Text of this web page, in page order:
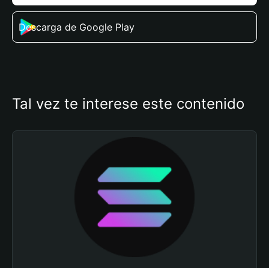
Descarga de Google Play
Tal vez te interese este contenido